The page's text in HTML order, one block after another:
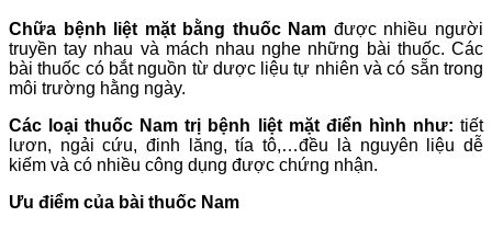
Chữa bệnh liệt mặt bằng thuốc Nam được nhiều người
truyền tay nhau và mách nhau nghe những bài thuốc. Các
bài thuốc có bắt nguồn từ dược liệu tự nhiên và có sẵn trong
môi trường hằng ngày.
Các loại thuốc Nam trị bệnh liệt mặt điển hình như: tiết
lươn, ngải cứu, đinh lăng, tía tô,…đều là nguyên liệu dễ
kiếm và có nhiều công dụng được chứng nhận.
Ưu điểm của bài thuốc Nam